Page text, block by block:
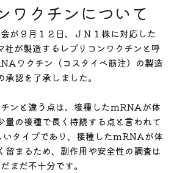
ワクチンについて
が９月１２日、ＪＮ１株に対応した
が製造するレプリコンワクチンと呼
ワクチン（コスタイベ筋注）の製造
承認を了承しました。
ンと違う点は、接種したmRNAが体
量の接種で長く持続する点と言われて
いタイプであり、接種したmRNAが体
留まるため、副作用や安全性の調査は
まだ不十分です。